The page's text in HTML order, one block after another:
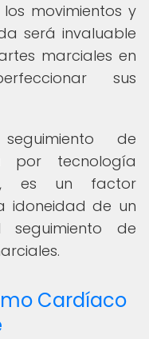
movimientos y
será invaluable
marciales en
sus
de
por tecnología
es un factor
idoneidad de un
de
Cardíaco